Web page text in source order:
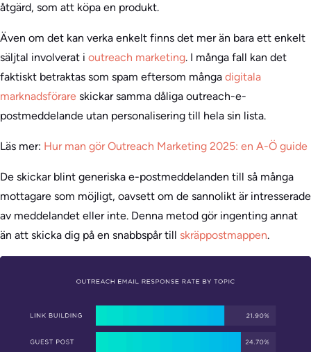
åtgärd, som att köpa en produkt.
Även om det kan verka enkelt finns det mer än bara ett enkelt
säljtal involverat i outreach marketing. I många fall kan det
faktiskt betraktas som spam eftersom många digitala
marknadsförare skickar samma dåliga outreach-e-
postmeddelande utan personalisering till hela sin lista.
Läs mer: Hur man gör Outreach Marketing 2025: en A-Ö guide
De skickar blint generiska e-postmeddelanden till så många
mottagare som möjligt, oavsett om de sannolikt är intresserade
av meddelandet eller inte. Denna metod gör ingenting annat
än att skicka dig på en snabbspår till skräppostmappen.